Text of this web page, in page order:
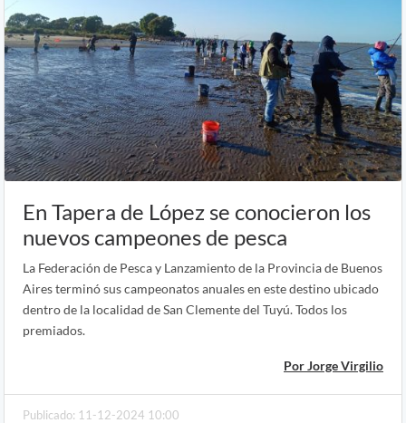
En Tapera de López se conocieron los
nuevos campeones de pesca
La Federación de Pesca y Lanzamiento de la Provincia de Buenos
Aires terminó sus campeonatos anuales en este destino ubicado
dentro de la localidad de San Clemente del Tuyú. Todos los
premiados.
Por Jorge Virgilio
Publicado: 11-12-2024 10:00